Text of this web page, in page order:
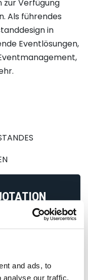
and ads, to
analyse our traffic.
zur Verfügung
Als führendes
in
Eventlösungen,